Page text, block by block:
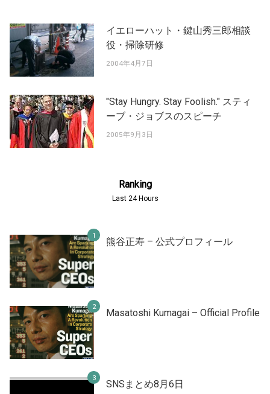
イエローハット・鍵山秀三郎相談
役・掃除研修
2004年4月7日
"Stay Hungry. Stay Foolish." スティ
ーブ・ジョブスのスピーチ
2005年9月3日
Ranking
Last 24 Hours
熊谷正寿 – 公式プロフィール
Masatoshi Kumagai – Official Profile
SNSまとめ8月6日